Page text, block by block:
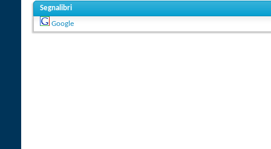
Segnalibri
Google